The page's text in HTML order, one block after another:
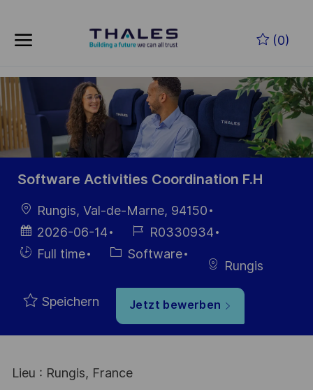
(0)
-
Software Activities Coordination F.H
Ort
Rungis, Val-de-Marne, 94150
Datum der
Veröffentlichung
2026-06-14
Job-
ID
R0330934
Einstellunngstyp
Full time Kategorie
Software
Rungis
Speichern Jetzt bewerben
Lieu : Rungis, France